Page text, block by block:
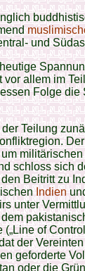
und
vor allem im
Folge die
Teilung
schloss sich
Beitritt zu
Indien
unter
of
der
geforderte
oder die